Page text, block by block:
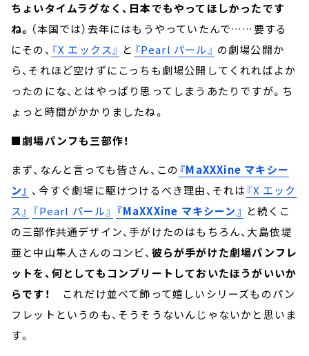
ちょいタイムラグなく、日本でもやってほしかったです
ね。 （本国では）去年にはもうやっていたんで……要する
にその、 『X エックス』 と 『Pearl パール』 の劇場公開か
ら、それほど空けずにこっちも劇場公開してくれればよか
ったのにな、とはやっぱり思ってしまうあたりですが。ち
ょっと時間がかかりましたね。
■劇場パンフも三部作！
まず、なんと言っても皆さん、この 『MaXXXine マキシー
ン』 、今すぐ劇場に駆けつけるべき理由、それは 『X エック
ス』 『Pearl パール』 『MaXXXine マキシーン』 と続くこ
の三部作共通デザイン、手がけたのはもちろん、大島依堤
亜と中山隼人さんのコンビ、 彼らが手がけた劇場パンフレ
ットを、何としてもコンプリートしておいたほうがいいか
らです！ これだけ並べて飾って嬉しいシリーズものパン
フレットというのも、そうそうないんじゃないかと思いま
す。